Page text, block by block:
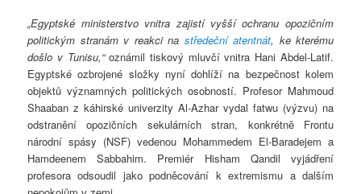
„Egyptské ministerstvo vnitra zajistí vyšší ochranu opozičním
politickým stranám v reakci na středeční atentnát, ke kterému
došlo v Tunisu,“oznámil tiskový mluvčí vnitra Hani Abdel-Latif.
Egyptské ozbrojené složky nyní dohlíží na bezpečnost kolem
objektů významných politických osobností. Profesor Mahmoud
Shaaban z káhirské univerzity Al-Azhar vydal fatwu (výzvu) na
odstranění opozičních sekulárních stran, konkrétně Frontu
národní spásy (NSF) vedenou Mohammedem El-Baradejem a
Hamdeenem Sabbahim. Premiér Hisham Qandil vyjádření
profesora odsoudil jako podněcování k extremismu a dalším